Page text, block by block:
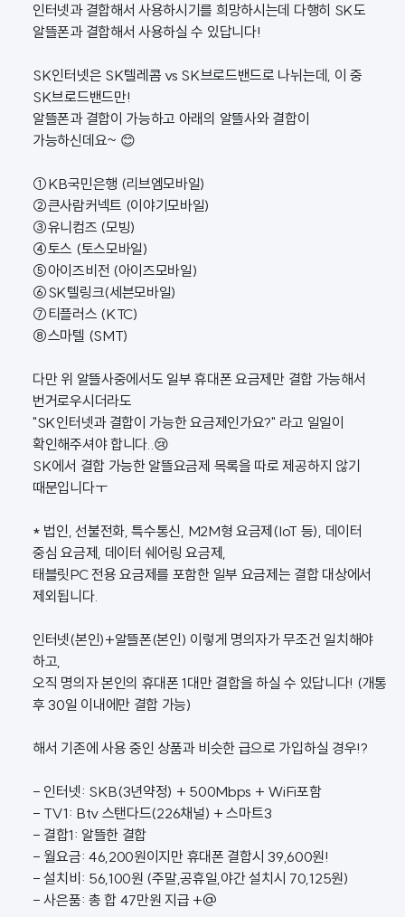
인터넷과 결합해서 사용하시기를 희망하시는데 다행히 SK도
알뜰폰과 결합해서 사용하실 수 있답니다!
SK인터넷은 SK텔레콤 vs SK브로드밴드로 나뉘는데, 이 중
SK브로드밴드만!
알뜰폰과 결합이 가능하고 아래의 알뜰사와 결합이
가능하신데요~ 😊
①KB국민은행 (리브엠모바일)
②큰사람커넥트 (이야기모바일)
③유니컴즈 (모빙)
④토스 (토스모바일)
⑤아이즈비전 (아이즈모바일)
⑥SK텔링크(세븐모바일)
⑦티플러스 (KTC)
⑧스마텔 (SMT)
다만 위 알뜰사중에서도 일부 휴대폰 요금제만 결합 가능해서
번거로우시더라도
"SK인터넷과 결합이 가능한 요금제인가요?" 라고 일일이
확인해주셔야 합니다..😢
SK에서 결합 가능한 알뜰요금제 목록을 따로 제공하지 않기
때문입니다ㅜ
* 법인, 선불전화, 특수통신, M2M형 요금제(IoT 등), 데이터
중심 요금제, 데이터 쉐어링 요금제,
태블릿PC 전용 요금제를 포함한 일부 요금제는 결합 대상에서
제외됩니다.
인터넷(본인)+알뜰폰(본인) 이렇게 명의자가 무조건 일치해야
하고,
오직 명의자 본인의 휴대폰 1대만 결합을 하실 수 있답니다! (개통
후 30일 이내에만 결합 가능)
해서 기존에 사용 중인 상품과 비슷한 급으로 가입하실 경우!?
- 인터넷: SKB(3년약정) + 500Mbps + WiFi포함
- TV1: Btv 스탠다드(226채널) + 스마트3
- 결합1: 알뜰한 결합
- 월요금: 46,200원이지만 휴대폰 결합시 39,600원!
- 설치비: 56,100원 (주말,공휴일,야간 설치시 70,125원)
- 사은품: 총 합 47만원 지급 +@